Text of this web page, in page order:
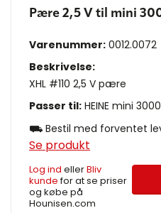
Pære 2,5 V til mini
Varenummer: 0012.0072
Beskrivelse:
XHL #110 2,5 V pære
Passer til: HEINE mini
⛟ Bestil med forventet
Se produkt
Log ind ellerBliv
kundefor at se priser
og købe på
Hounisen.com